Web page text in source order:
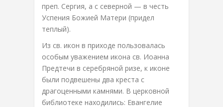
преп. Сергия, а с северной — в честь
Успения Божией Матери (придел
теплый).
Из св. икон в приходе пользовалась
особым уважением икона св. Иоанна
Предтечи в серебряной ризе, к иконе
были подвешены два креста с
драгоценными камнями. В церковной
библиотеке находились: Евангелие